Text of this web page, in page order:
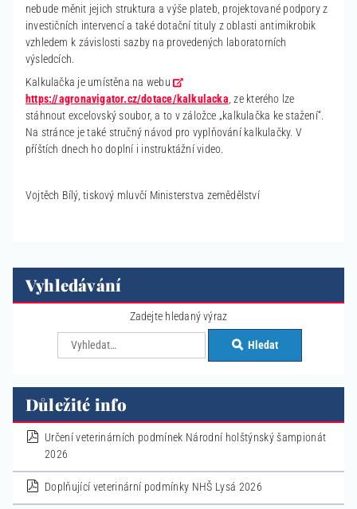
nebude měnit jejich struktura a výše plateb, projektované podpory z
investičních intervencí a také dotační tituly z oblasti antimikrobik
vzhledem k závislosti sazby na provedených laboratorních
výsledcích.
Kalkulačka je umístěna na webu
https://agronavigator.cz/dotace/kalkulacka , ze kterého lze
stáhnout excelovský soubor, a to v záložce „kalkulačka ke stažení“.
Na stránce je také stručný návod pro vyplňování kalkulačky. V
příštích dnech ho doplní i instruktážní video.
Vojtěch Bílý, tiskový mluvčí Ministerstva zemědělství
Vyhledávání
Zadejte hledaný výraz
Hledat
Důležité info
pdf
Určení veterinárních podmínek Národní holštýnský šampionát
2026
pdf
Doplňující veterinární podmínky NHŠ Lysá 2026